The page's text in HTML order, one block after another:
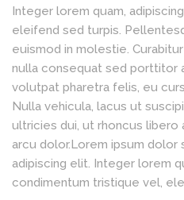
Integer lorem quam,
eleifend sed turpis.
euismod in molestie.
nulla consequat sed porttitor
volutpat pharetra felis, eu
Nulla vehicula, lacus ut
ultricies dui, ut rhoncus libero
arcu dolor.Lorem ipsum
adipiscing elit. Integer lorem
condimentum tristique vel,